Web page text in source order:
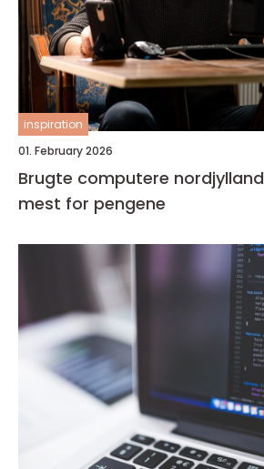
inspiration
01. February 2026
Brugte computere nordjylland sådan får du
mest for pengene